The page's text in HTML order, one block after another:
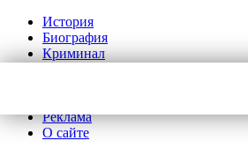
История
Биография
Криминал
Реклама
О сайте